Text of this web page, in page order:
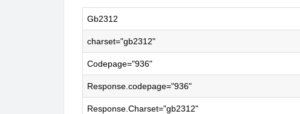
Gb2312
charset="gb2312"
Codepage="936"
Response.codepage="936"
Response.Charset="gb2312"